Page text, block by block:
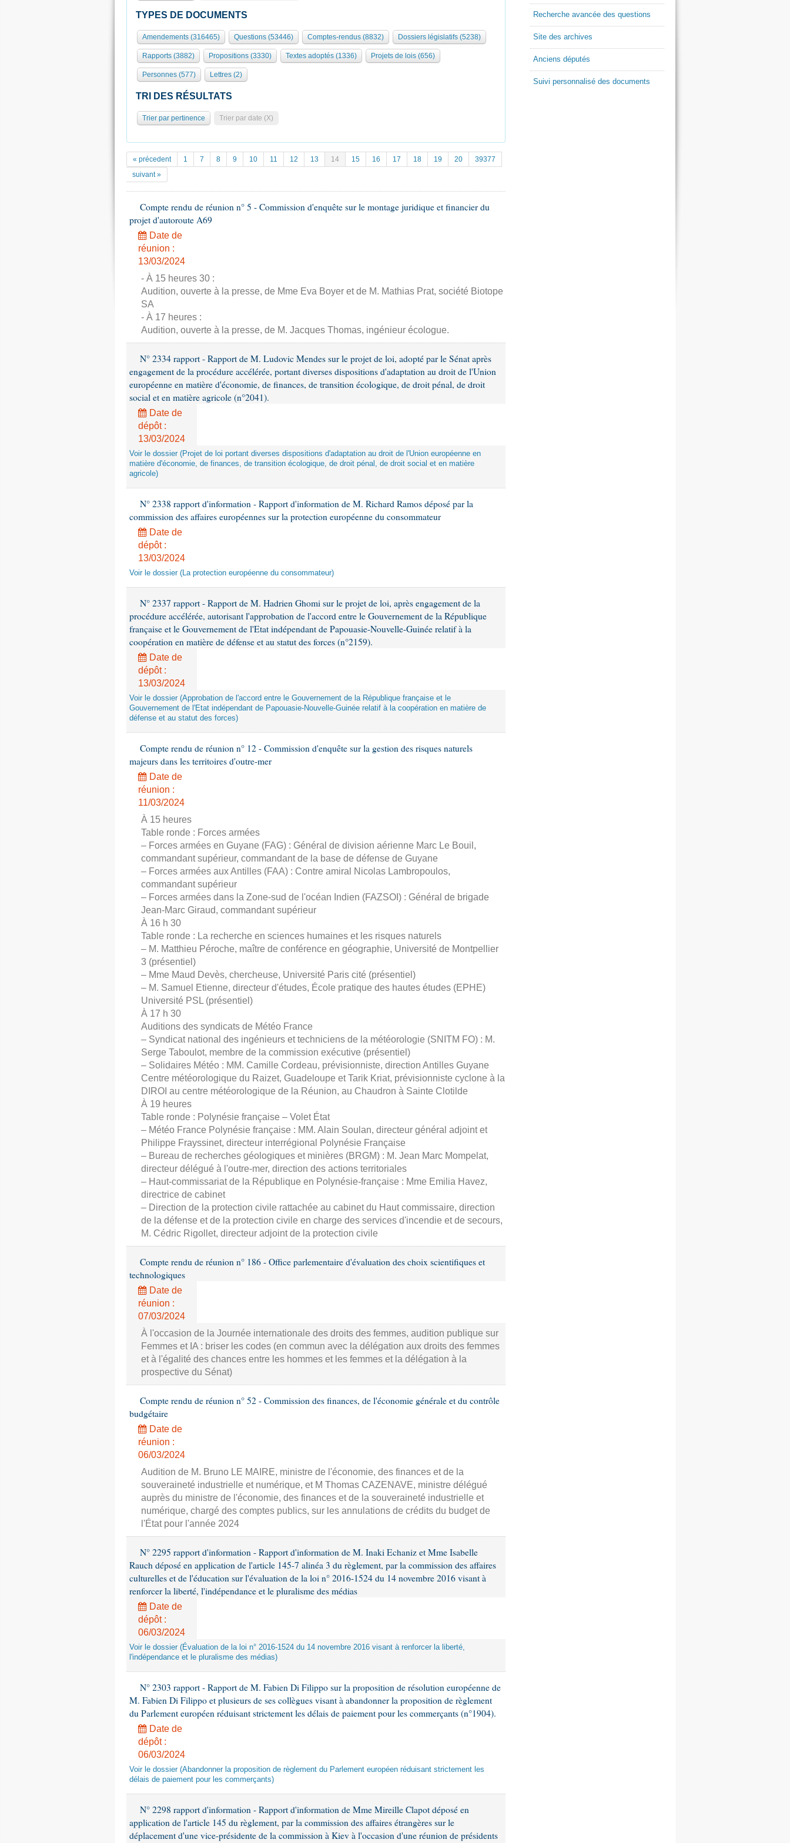
TYPES DE DOCUMENTS
Amendements (316465) Questions (53446) Comptes-rendus (8832) Dossiers législatifs (5238)
Rapports (3882) Propositions (3330) Textes adoptés (1336) Projets de lois (656)
Personnes (577) Lettres (2)
TRI DES RÉSULTATS
Trier par pertinence Trier par date (X)
« précedent 1 7 8 9 10 11 12 13 14 15 16 17 18 19 20
39377
suivant »
Compte rendu de réunion n° 5 - Commission d'enquête sur le montage juridique et financier du
projet d'autoroute A69
Date de
réunion :
13/03/2024
- À 15 heures 30 :
Audition, ouverte à la presse, de Mme Eva Boyer et de M. Mathias Prat, société Biotope
SA
- À 17 heures :
Audition, ouverte à la presse, de M. Jacques Thomas, ingénieur écologue.
N° 2334 rapport - Rapport de M. Ludovic Mendes sur le projet de loi, adopté par le Sénat après
engagement de la procédure accélérée, portant diverses dispositions d'adaptation au droit de l'Union
européenne en matière d'économie, de finances, de transition écologique, de droit pénal, de droit
social et en matière agricole (n°2041).
Date de
dépôt :
13/03/2024
Voir le dossier (Projet de loi portant diverses dispositions d'adaptation au droit de l'Union européenne en
matière d'économie, de finances, de transition écologique, de droit pénal, de droit social et en matière
agricole)
N° 2338 rapport d'information - Rapport d'information de M. Richard Ramos déposé par la
commission des affaires européennes sur la protection européenne du consommateur
Date de
dépôt :
13/03/2024
Voir le dossier (La protection européenne du consommateur)
N° 2337 rapport - Rapport de M. Hadrien Ghomi sur le projet de loi, après engagement de la
procédure accélérée, autorisant l'approbation de l'accord entre le Gouvernement de la République
française et le Gouvernement de l'Etat indépendant de Papouasie-Nouvelle-Guinée relatif à la
coopération en matière de défense et au statut des forces (n°2159).
Date de
dépôt :
13/03/2024
Voir le dossier (Approbation de l'accord entre le Gouvernement de la République française et le
Gouvernement de l'Etat indépendant de Papouasie-Nouvelle-Guinée relatif à la coopération en matière de
défense et au statut des forces)
Compte rendu de réunion n° 12 - Commission d'enquête sur la gestion des risques naturels
majeurs dans les territoires d'outre-mer
Date de
réunion :
11/03/2024
À 15 heures
Table ronde : Forces armées
– Forces armées en Guyane (FAG) : Général de division aérienne Marc Le Bouil,
commandant supérieur, commandant de la base de défense de Guyane
– Forces armées aux Antilles (FAA) : Contre amiral Nicolas Lambropoulos,
commandant supérieur
– Forces armées dans la Zone-sud de l'océan Indien (FAZSOI) : Général de brigade
Jean-Marc Giraud, commandant supérieur
À 16 h 30
Table ronde : La recherche en sciences humaines et les risques naturels
– M. Matthieu Péroche, maître de conférence en géographie, Université de Montpellier
3 (présentiel)
– Mme Maud Devès, chercheuse, Université Paris cité (présentiel)
– M. Samuel Etienne, directeur d'études, École pratique des hautes études (EPHE)
Université PSL (présentiel)
À 17 h 30
Auditions des syndicats de Météo France
– Syndicat national des ingénieurs et techniciens de la météorologie (SNITM FO) : M.
Serge Taboulot, membre de la commission exécutive (présentiel)
– Solidaires Météo : MM. Camille Cordeau, prévisionniste, direction Antilles Guyane
Centre météorologique du Raizet, Guadeloupe et Tarik Kriat, prévisionniste cyclone à la
DIROI au centre météorologique de la Réunion, au Chaudron à Sainte Clotilde
À 19 heures
Table ronde : Polynésie française – Volet État
– Météo France Polynésie française : MM. Alain Soulan, directeur général adjoint et
Philippe Frayssinet, directeur interrégional Polynésie Française
– Bureau de recherches géologiques et minières (BRGM) : M. Jean Marc Mompelat,
directeur délégué à l'outre-mer, direction des actions territoriales
– Haut-commissariat de la République en Polynésie-française : Mme Emilia Havez,
directrice de cabinet
– Direction de la protection civile rattachée au cabinet du Haut commissaire, direction
de la défense et de la protection civile en charge des services d'incendie et de secours,
M. Cédric Rigollet, directeur adjoint de la protection civile
Compte rendu de réunion n° 186 - Office parlementaire d'évaluation des choix scientifiques et
technologiques
Date de
réunion :
07/03/2024
À l'occasion de la Journée internationale des droits des femmes, audition publique sur
Femmes et IA : briser les codes (en commun avec la délégation aux droits des femmes
et à l'égalité des chances entre les hommes et les femmes et la délégation à la
prospective du Sénat)
Compte rendu de réunion n° 52 - Commission des finances, de l'économie générale et du contrôle
budgétaire
Date de
réunion :
06/03/2024
Audition de M. Bruno LE MAIRE, ministre de l'économie, des finances et de la
souveraineté industrielle et numérique, et M Thomas CAZENAVE, ministre délégué
auprès du ministre de l'économie, des finances et de la souveraineté industrielle et
numérique, chargé des comptes publics, sur les annulations de crédits du budget de
l'État pour l'année 2024
N° 2295 rapport d'information - Rapport d'information de M. Inaki Echaniz et Mme Isabelle
Rauch déposé en application de l'article 145-7 alinéa 3 du règlement, par la commission des affaires
culturelles et de l'éducation sur l'évaluation de la loi n° 2016-1524 du 14 novembre 2016 visant à
renforcer la liberté, l'indépendance et le pluralisme des médias
Date de
dépôt :
06/03/2024
Voir le dossier (Évaluation de la loi n° 2016-1524 du 14 novembre 2016 visant à renforcer la liberté,
l'indépendance et le pluralisme des médias)
N° 2303 rapport - Rapport de M. Fabien Di Filippo sur la proposition de résolution européenne de
M. Fabien Di Filippo et plusieurs de ses collègues visant à abandonner la proposition de règlement
du Parlement européen réduisant strictement les délais de paiement pour les commerçants (n°1904).
Date de
dépôt :
06/03/2024
Voir le dossier (Abandonner la proposition de règlement du Parlement européen réduisant strictement les
délais de paiement pour les commerçants)
N° 2298 rapport d'information - Rapport d'information de Mme Mireille Clapot déposé en
application de l'article 145 du règlement, par la commission des affaires étrangères sur le
déplacement d'une vice-présidente de la commission à Kiev à l'occasion d'une réunion de présidents
Recherche avancée des questions
Site des archives
Anciens députés
Suivi personnalisé des documents